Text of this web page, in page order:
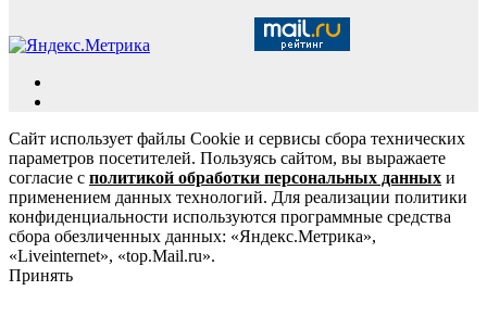
Сайт использует файлы Cookie и сервисы сбора технических
параметров посетителей. Пользуясь сайтом, вы выражаете
согласие с политикой обработки персональных данных и
применением данных технологий. Для реализации политики
конфиденциальности используются программные средства
сбора обезличенных данных: «Яндекс.Метрика»,
«Liveinternet», «top.Mail.ru».
Принять